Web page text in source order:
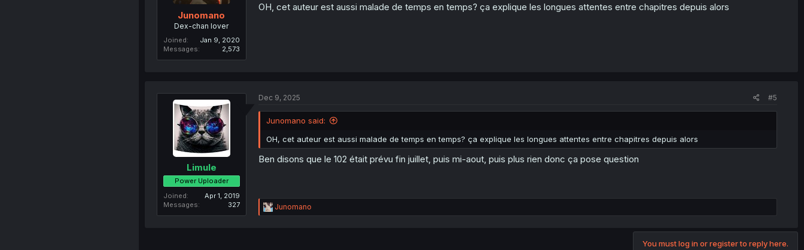
Junomano
Dex-chan lover
Joined
Jan 9, 2020
Messages
2,573
OH, cet auteur est aussi malade de temps en temps? ça explique les longues attentes entre chapitres depuis alors
Limule
Power Uploader
Joined
Apr 1, 2019
Messages
327
Dec 9, 2025 #5
Junomano said:
OH, cet auteur est aussi malade de temps en temps? ça explique les longues attentes entre chapitres depuis alors
Ben disons que le 102 était prévu fin juillet, puis mi-aout, puis plus rien donc ça pose question
R
e
Junomano
You must log in or register to reply here.